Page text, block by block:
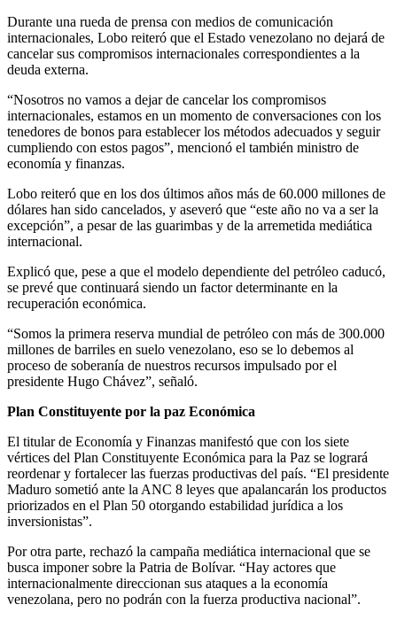
Durante una rueda de prensa con medios de comunicación
internacionales, Lobo reiteró que el Estado venezolano no dejará de
cancelar sus compromisos internacionales correspondientes a la
deuda externa.
“Nosotros no vamos a dejar de cancelar los compromisos
internacionales, estamos en un momento de conversaciones con los
tenedores de bonos para establecer los métodos adecuados y seguir
cumpliendo con estos pagos”, mencionó el también ministro de
economía y finanzas.
Lobo reiteró que en los dos últimos años más de 60.000 millones de
dólares han sido cancelados, y aseveró que “este año no va a ser la
excepción”, a pesar de las guarimbas y de la arremetida mediática
internacional.
Explicó que, pese a que el modelo dependiente del petróleo caducó,
se prevé que continuará siendo un factor determinante en la
recuperación económica.
“Somos la primera reserva mundial de petróleo con más de 300.000
millones de barriles en suelo venezolano, eso se lo debemos al
proceso de soberanía de nuestros recursos impulsado por el
presidente Hugo Chávez”, señaló.
Plan Constituyente por la paz Económica
El titular de Economía y Finanzas manifestó que con los siete
vértices del Plan Constituyente Económica para la Paz se logrará
reordenar y fortalecer las fuerzas productivas del país. “El presidente
Maduro sometió ante la ANC 8 leyes que apalancarán los productos
priorizados en el Plan 50 otorgando estabilidad jurídica a los
inversionistas”.
Por otra parte, rechazó la campaña mediática internacional que se
busca imponer sobre la Patria de Bolívar. “Hay actores que
internacionalmente direccionan sus ataques a la economía
venezolana, pero no podrán con la fuerza productiva nacional”.